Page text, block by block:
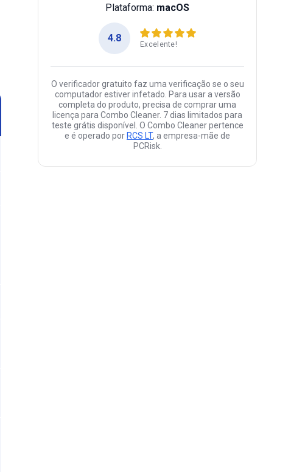
Plataforma: macOS
4.8
Excelente!
O verificador gratuito faz uma verificação se o seu
computador estiver infetado. Para usar a versão
completa do produto, precisa de comprar uma
licença para Combo Cleaner. 7 dias limitados para
teste grátis disponível. O Combo Cleaner pertence
e é operado por RCS LT, a empresa-mãe de
PCRisk.